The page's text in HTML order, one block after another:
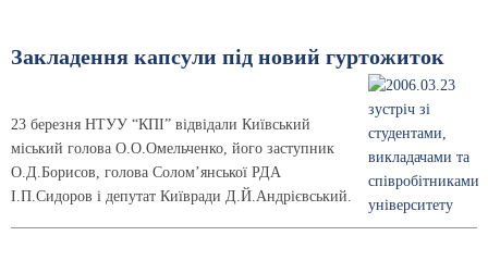
Закладення капсули під новий гуртожиток
23 березня НТУУ “КПІ” відвідали Київський
міський голова О.О.Омельченко, його заступник
О.Д.Борисов, голова Солом’янської РДА
І.П.Сидоров і депутат Київради Д.Й.Андрієвський.